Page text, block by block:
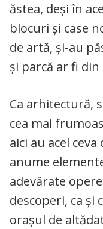
ăstea, deși în
blocuri și case
de artă, și-au
și parcă ar fi
Ca arhitectură,
cea mai
aici au acel
anume
adevărate
descoperi, ca și
orașul de